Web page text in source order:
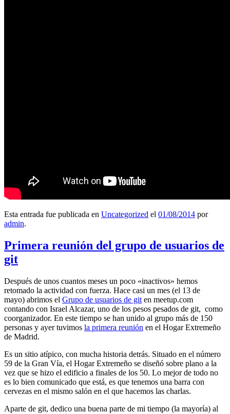
Esta entrada fue publicada en Uncategorized el 01/08/2014 por
admin.
Primera reunión del grupo de usuarios de
git
Después de unos cuantos meses un poco «inactivos» hemos
retomado la actividad con fuerza. Hace casi un mes (el 13 de
mayo) abrimos el Grupo de usuarios de git en meetup.com
contando con Israel Alcazar, uno de los pesos pesados de git, como
coorganizador. En este tiempo se han unido al grupo más de 150
personas y ayer tuvimos la primera reunión en el Hogar Extremeño
de Madrid.
Es un sitio atípico, con mucha historia detrás. Situado en el número
59 de la Gran Vía, el Hogar Extremeño se diseñó sobre plano a la
vez que se hizo el edificio a finales de los 50. Lo mejor de todo no
es lo bien comunicado que está, es que tenemos una barra con
cervezas en el mismo salón en el que hacemos las charlas.
Aparte de git, dedico una buena parte de mi tiempo (la mayoría) al